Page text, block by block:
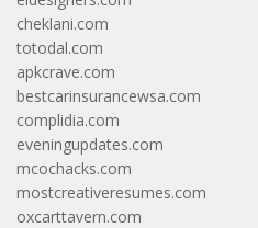
cheklani.com
totodal.com
apkcrave.com
bestcarinsurancewsa.com
complidia.com
eveningupdates.com
mcochacks.com
mostcreativeresumes.com
oxcarttavern.com